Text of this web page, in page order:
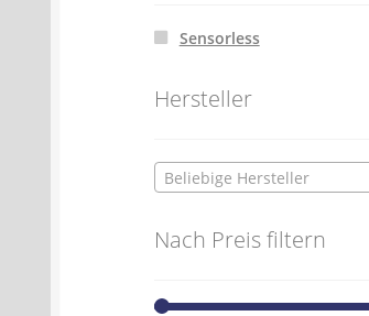
Sensorless
Hersteller
Beliebige Hersteller
Nach Preis filtern